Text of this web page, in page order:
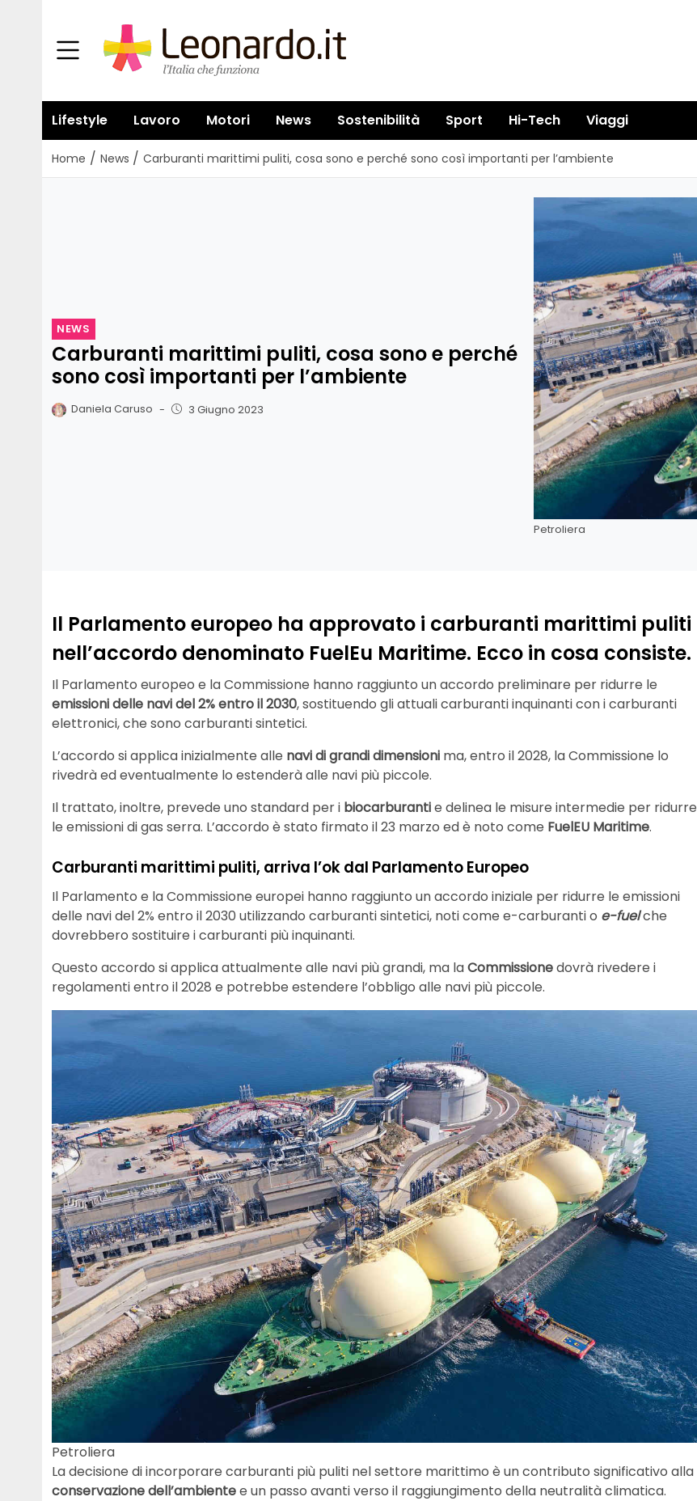
Lifestyle Lavoro Motori News Sostenibilità Sport Hi-Tech Viaggi
Home / News / Carburanti marittimi puliti, cosa sono e perché sono così importanti per l’ambiente
NEWS
Carburanti marittimi puliti, cosa sono e perché
sono così importanti per l’ambiente
Daniela Caruso - 3 Giugno 2023
Petroliera
Il Parlamento europeo ha approvato i carburanti marittimi puliti
nell’accordo denominato FuelEu Maritime. Ecco in cosa consiste.
Il Parlamento europeo e la Commissione hanno raggiunto un accordo preliminare per ridurre le
emissioni delle navi del 2% entro il 2030, sostituendo gli attuali carburanti inquinanti con i carburanti
elettronici, che sono carburanti sintetici.
L’accordo si applica inizialmente alle navi di grandi dimensioni ma, entro il 2028, la Commissione lo
rivedrà ed eventualmente lo estenderà alle navi più piccole.
Il trattato, inoltre, prevede uno standard per i biocarburantie delinea le misure intermedie per ridurre
le emissioni di gas serra. L’accordo è stato firmato il 23 marzo ed è noto come FuelEU Maritime.
Carburanti marittimi puliti, arriva l’ok dal Parlamento Europeo
Il Parlamento e la Commissione europei hanno raggiunto un accordo iniziale per ridurre le emissioni
delle navi del 2% entro il 2030 utilizzando carburanti sintetici, noti come e-carburanti o e-fuelche
dovrebbero sostituire i carburanti più inquinanti.
Questo accordo si applica attualmente alle navi più grandi, ma laCommissionedovrà rivedere i
regolamenti entro il 2028 e potrebbe estendere l’obbligo alle navi più piccole.
Petroliera
La decisione di incorporare carburanti più puliti nel settore marittimo è un contributo significativo alla
conservazione dell’ambientee un passo avanti verso il raggiungimento della neutralità climatica.